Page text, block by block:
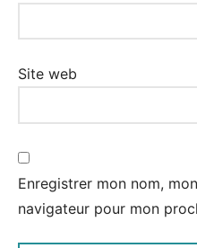
Site web
Enregistrer mon nom,
navigateur pour mon